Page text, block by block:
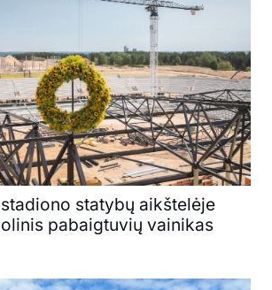
statybų aikštelėje
pabaigtuvių vainikas